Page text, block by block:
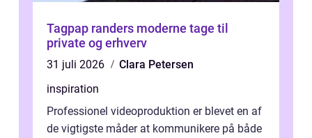
Tagpap randers moderne tage til
private og erhverv
31 juli 2026
Clara Petersen
inspiration
Professionel videoproduktion er blevet en af
de vigtigste måder at kommunikere på både